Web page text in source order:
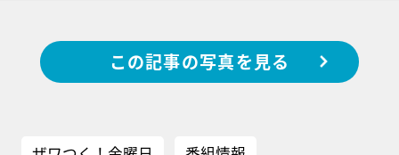
この記事の写真を見る